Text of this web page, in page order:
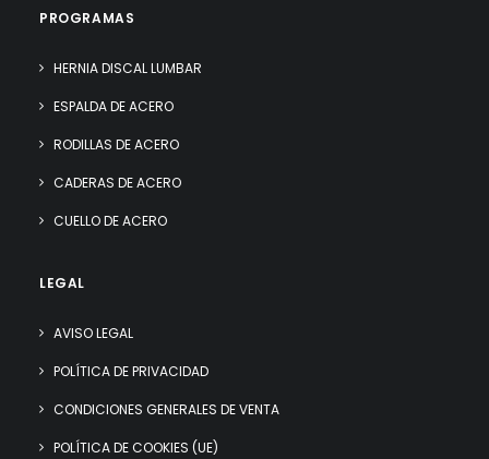
PROGRAMAS
HERNIA DISCAL LUMBAR
ESPALDA DE ACERO
RODILLAS DE ACERO
CADERAS DE ACERO
CUELLO DE ACERO
LEGAL
AVISO LEGAL
POLÍTICA DE PRIVACIDAD
CONDICIONES GENERALES DE VENTA
POLÍTICA DE COOKIES (UE)